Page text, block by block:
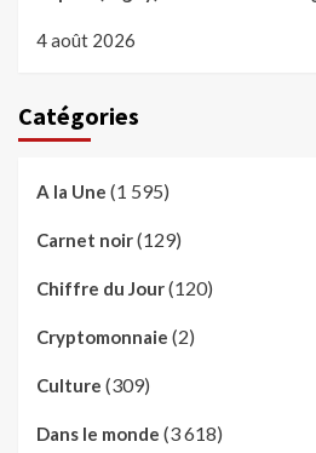
4 août 2026
Catégories
A la Une (1 595)
Carnet noir(129)
Chiffre du Jour(120)
Cryptomonnaie (2)
Culture (309)
Dans le monde (3 618)